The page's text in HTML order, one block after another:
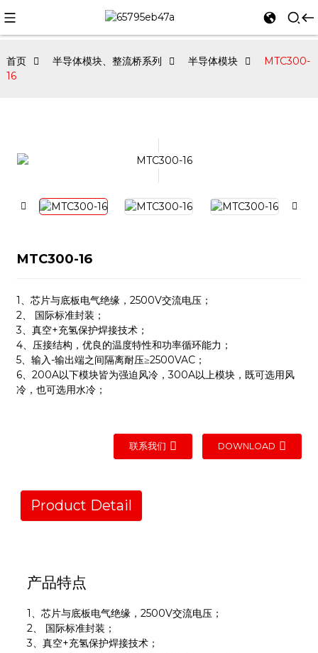
首页 半导体模块、整流桥系列 半导体模块
MTC300-
16
MTC300-16
1、 芯片与底板电气绝缘，2500V交流电压；
2、 国际标准封装；
3、真空+充氢保护焊接技术；
4、压接结构，优良的温度特性和功率循环能力；
5、输入-输出端之间隔离耐压≥2500VAC；
6、200A以下模块皆为强迫风冷，300A以上模块，既可选用风
冷，也可选用水冷；
联系我们 DOWNLOAD
Product Detail
产品特点
1、 芯片与底板电气绝缘，2500V交流电压；
2、 国际标准封装；
3、真空+充氢保护焊接技术；